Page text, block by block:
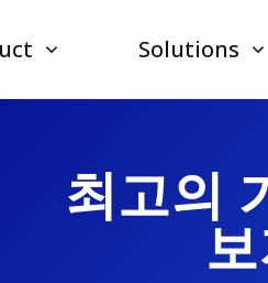
Solutions
최고의